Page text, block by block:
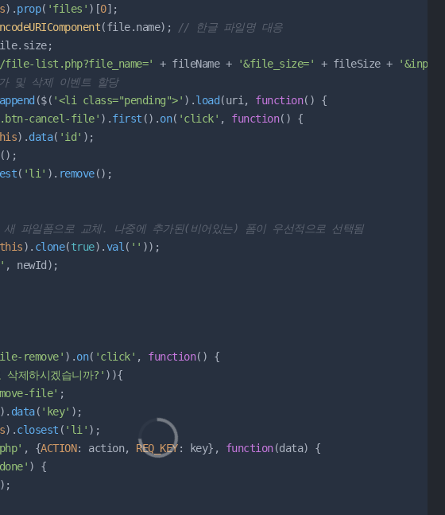
).prop( 'files' )[0];
(file.name);
// 한글 파일명 대응
size;
file-list.php?file_name=' + fileName + '&file_size=' + fileSize +
및 삭제 이벤트 할당
append ($( '<li class="pending">' ).load (uri, function() {
cancel-file' ).first ().on( 'click' , function() {
).data( 'id' );
( 'li' ). remove();
파일폼으로 교체. 나중에 추가된(비어있는) 폼이 우선적으로 선택됨
this). clone(true).val ( '' ));
, newId);
remove' ).on( 'click' , function() {
삭제하시겠습니까?' )){
file' ;
). data( 'key' );
).closest ( 'li' );
, {ACTION: action, REQ_KEY: key}, function(data) {
) {